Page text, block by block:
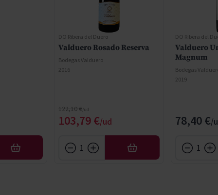
AFEGIR
DO Ribera del Duero
Valduero Rosado Reserva
Bodegas Valduero
2016
Special Price
103,79 €
Regular Price
122,10 €
AFEGIR
DO Ribera del
Valduero
Magnum
Bodegas
2019
78,40 €